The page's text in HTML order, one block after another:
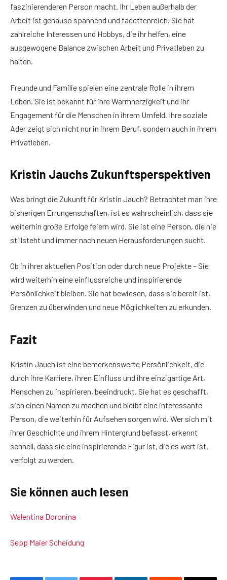
faszinierenderen Person macht. Ihr Leben außerhalb der
Arbeit ist genauso spannend und facettenreich. Sie hat
zahlreiche Interessen und Hobbys, die ihr helfen, eine
ausgewogene Balance zwischen Arbeit und Privatleben zu
halten.
Freunde und Familie spielen eine zentrale Rolle in ihrem
Leben. Sie ist bekannt für ihre Warmherzigkeit und ihr
Engagement für die Menschen in ihrem Umfeld. Ihre soziale
Ader zeigt sich nicht nur in ihrem Beruf, sondern auch in ihrem
Privatleben.
Kristin Jauchs Zukunftsperspektiven
Was bringt die Zukunft für Kristin Jauch? Betrachtet man ihre
bisherigen Errungenschaften, ist es wahrscheinlich, dass sie
weiterhin große Erfolge feiern wird. Sie ist eine Person, die nie
stillsteht und immer nach neuen Herausforderungen sucht.
Ob in ihrer aktuellen Position oder durch neue Projekte – Sie
wird weiterhin eine einflussreiche und inspirierende
Persönlichkeit bleiben. Sie hat bewiesen, dass sie bereit ist,
Grenzen zu überwinden und neue Möglichkeiten zu erkunden.
Fazit
Kristin Jauch ist eine bemerkenswerte Persönlichkeit, die
durch ihre Karriere, ihren Einfluss und ihre einzigartige Art,
Menschen zu inspirieren, beeindruckt. Sie hat es geschafft,
sich einen Namen zu machen und bleibt eine interessante
Person, die weiterhin für Aufsehen sorgen wird. Wer sich mit
ihrer Geschichte und ihrem Hintergrund befasst, erkennt
schnell, dass sie eine inspirierende Figur ist, die es wert ist,
verfolgt zu werden.
Sie können auch lesen
Walentina Doronina
Sepp Maier Scheidung